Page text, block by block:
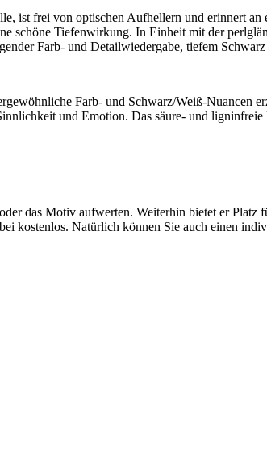
ist frei von optischen Aufhellern und erinnert
schöne Tiefenwirkung. In Einheit mit der
Farb- und Detailwiedergabe, tiefem
Farb- und Schwarz/Weiß-
und Emotion. Das säure- und
das Motiv aufwerten. Weiterhin bietet er
kostenlos. Natürlich können Sie auch einen